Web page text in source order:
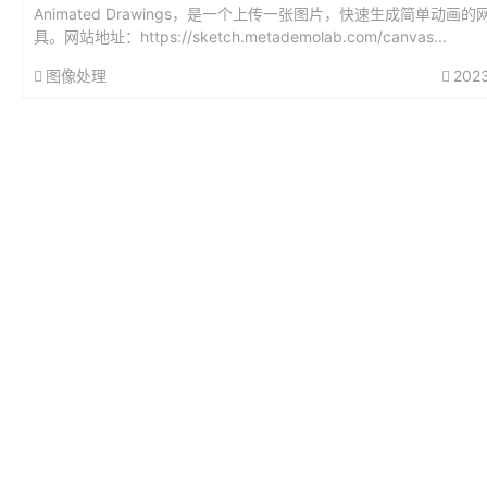
Animated Drawings，是一个上传一张图片，快速生成简单动画的
具。网站地址：https://sketch.metademolab.com/canvas...
图像处理